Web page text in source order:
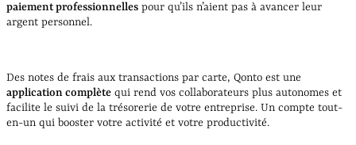
paiement professionnelles pour qu’ils n’aient pas à avancer leur
argent personnel.
Des notes de frais aux transactions par carte, Qonto est une
application complète qui rend vos collaborateurs plus autonomes et
facilite le suivi de la trésorerie de votre entreprise. Un compte tout-
en-un qui booster votre activité et votre productivité.